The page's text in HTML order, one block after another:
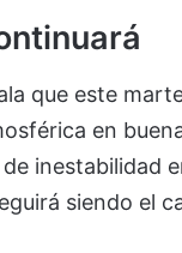
que este
en
inestabilidad
siendo el